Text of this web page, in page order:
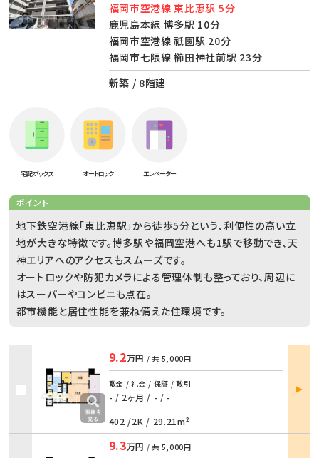
福岡市空港線 東比恵駅 5分
鹿児島本線 博多駅 10分
福岡市空港線 祇園駅 20分
福岡市七隈線 櫛田神社前駅 23分
新築 / 8階建
宅配ボックス オートロック エレベーター
ポイント
地下鉄空港線「東比恵駅」から徒歩5分という、利便性の高い立
地が大きな特徴です。博多駅や福岡空港へも1駅で移動でき、天
神エリアへのアクセスもスムーズです。
オートロックや防犯カメラによる管理体制も整っており、周辺に
はスーパーやコンビニも点在。
都市機能と居住性能を兼ね備えた住環境です。
9.2万円 / 共 5,000円
敷金 / 礼金 / 保証 / 敷引
- / 2ヶ月 / - / -
402 /2K / 29.21m²
部屋
詳細
9.3万円 / 共 5,000円